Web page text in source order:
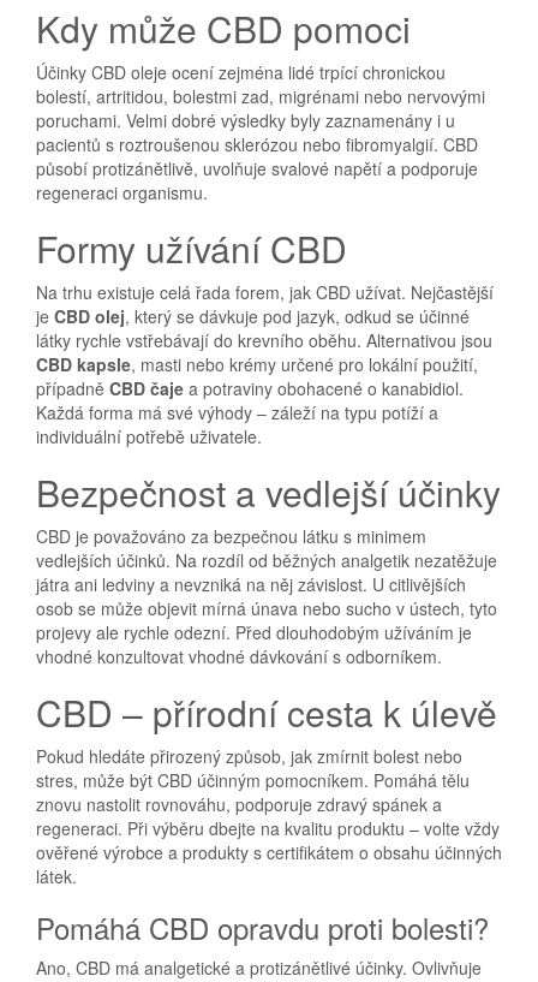
Kdy může CBD pomoci
Účinky CBD oleje ocení zejména lidé trpící chronickou
bolestí, artritidou, bolestmi zad, migrénami nebo nervovými
poruchami. Velmi dobré výsledky byly zaznamenány i u
pacientů s roztroušenou sklerózou nebo fibromyalgií. CBD
působí protizánětlivě, uvolňuje svalové napětí a podporuje
regeneraci organismu.
Formy užívání CBD
Na trhu existuje celá řada forem, jak CBD užívat. Nejčastější
je CBD olej, který se dávkuje pod jazyk, odkud se účinné
látky rychle vstřebávají do krevního oběhu. Alternativou jsou
CBD kapsle, masti nebo krémy určené pro lokální použití,
případně CBD čaje a potraviny obohacené o kanabidiol.
Každá forma má své výhody – záleží na typu potíží a
individuální potřebě uživatele.
Bezpečnost a vedlejší účinky
CBD je považováno za bezpečnou látku s minimem
vedlejších účinků. Na rozdíl od běžných analgetik nezatěžuje
játra ani ledviny a nevzniká na něj závislost. U citlivějších
osob se může objevit mírná únava nebo sucho v ústech, tyto
projevy ale rychle odezní. Před dlouhodobým užíváním je
vhodné konzultovat vhodné dávkování s odborníkem.
CBD – přírodní cesta k úlevě
Pokud hledáte přirozený způsob, jak zmírnit bolest nebo
stres, může být CBD účinným pomocníkem. Pomáhá tělu
znovu nastolit rovnováhu, podporuje zdravý spánek a
regeneraci. Při výběru dbejte na kvalitu produktu – volte vždy
ověřené výrobce a produkty s certifikátem o obsahu účinných
látek.
Pomáhá CBD opravdu proti bolesti?
Ano, CBD má analgetické a protizánětlivé účinky. Ovlivňuje